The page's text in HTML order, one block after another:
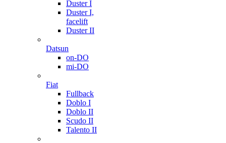
Duster I
Duster I,
facelift
Duster II
Datsun
on-DO
mi-DO
Fiat
Fullback
Doblo I
Doblo II
Scudo II
Talento II